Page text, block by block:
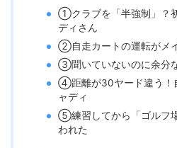
①クラブを「半強制」？
ディさん
②自走カートの運転がメ
③聞いていないのに余分
④距離が30ヤード違う！
ャディ
⑤練習してから「ゴルフ
われた